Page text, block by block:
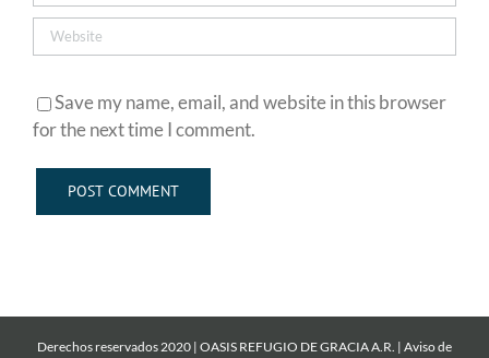
Save my name, email, and website in this browser
for the next time I comment.
Derechos reservados 2020 | OASIS REFUGIO DE GRACIA A.R. | Aviso de